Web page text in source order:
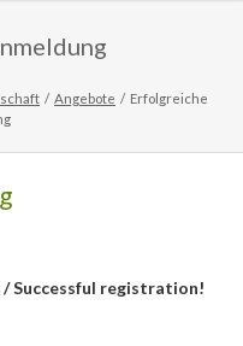
Angebote
Erfolgreiche
Successful registration!